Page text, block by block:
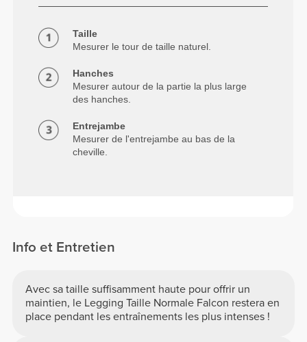
Taille
Mesurer le tour de taille naturel.
Hanches
Mesurer autour de la partie la plus large
des hanches.
Entrejambe
Mesurer de l'entrejambe au bas de la
cheville.
Info et Entretien
Avec sa taille suffisamment haute pour offrir un
maintien, le Legging Taille Normale Falcon restera en
place pendant les entraînements les plus intenses !